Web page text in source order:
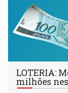
LOTERIA:
milhões